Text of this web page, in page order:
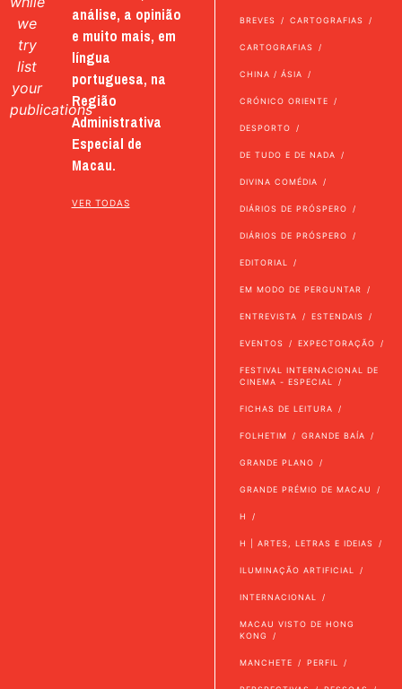
we
try
list
your
publications
análise, a opinião
e muito mais, em
língua
portuguesa, na
Região
Administrativa
Especial de
Macau.
VER TODAS
BREVES CARTOGRAFIAS
CARTOGRAFIAS
CHINA / ÁSIA
CRÓNICO ORIENTE
DESPORTO
DE TUDO E DE NADA
DIVINA COMÉDIA
DIÁRIOS DE PRÓSPERO
DIÁRIOS DE PRÓSPERO
EDITORIAL
EM MODO DE PERGUNTAR
ENTREVISTA ESTENDAIS
EVENTOS EXPECTORAÇÃO
FESTIVAL INTERNACIONAL DE
CINEMA - ESPECIAL
FICHAS DE LEITURA
FOLHETIM GRANDE BAÍA
GRANDE PLANO
GRANDE PRÉMIO DE MACAU
H
H | ARTES, LETRAS E IDEIAS
ILUMINAÇÃO ARTIFICIAL
INTERNACIONAL
MACAU VISTO DE HONG
KONG
MANCHETE PERFIL